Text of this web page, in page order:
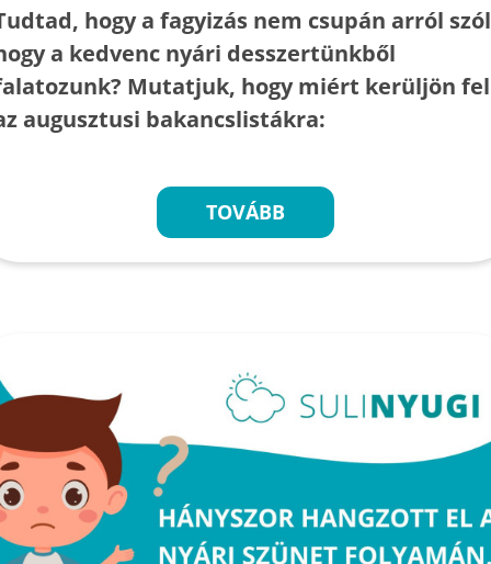
hogy a fagyizás nem csupán arról
a kedvenc nyári desszertünkből
Mutatjuk, hogy miért kerüljön fel
augusztusi bakancslistákra:
TOVÁBB